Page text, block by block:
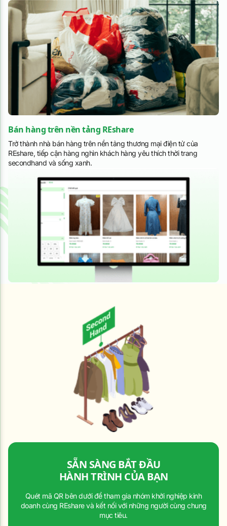
Bán hàng trên nền tảng REshare
Trở thành nhà bán hàng trên nền tảng thương mại điện tử của
REshare, tiếp cận hàng nghìn khách hàng yêu thích thời trang
secondhand và sống xanh.
SẴN SÀNG BẮT ĐẦU
HÀNH TRÌNH CỦA BẠN
Quét mã QR bên dưới để tham gia nhóm khởi nghiệp kinh
doanh cùng REshare và kết nối với những người cùng chung
mục tiêu.